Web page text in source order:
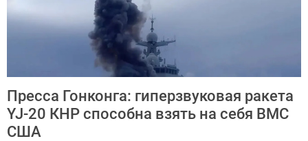
Пресса Гонконга: гиперзвуковая ракета
YJ-20 КНР способна взять на себя ВМС
США